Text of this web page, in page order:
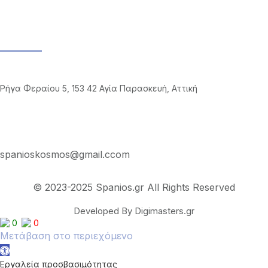
Ρήγα Φεραίου 5, 153 42 Αγία Παρασκευή, Αττική
spanioskosmos@gmail.ccom
© 2023-2025 Spanios.gr All Rights Reserved
Developed By Digimasters.gr
0 0
Μετάβαση στο περιεχόμενο
Ανοίξτε τη γραμμή εργαλείων
Εργαλεία προσβασιμότητας